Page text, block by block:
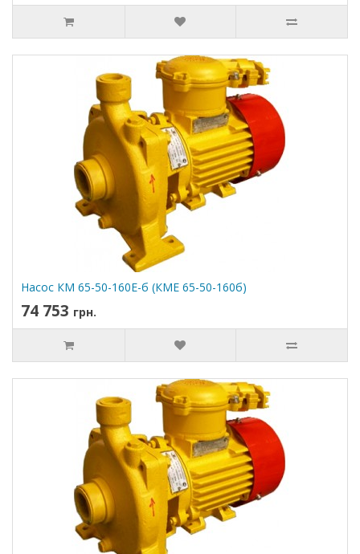
Насос КМ 65-50-160Е-б (КМЕ 65-50-160б)
74 753 грн.